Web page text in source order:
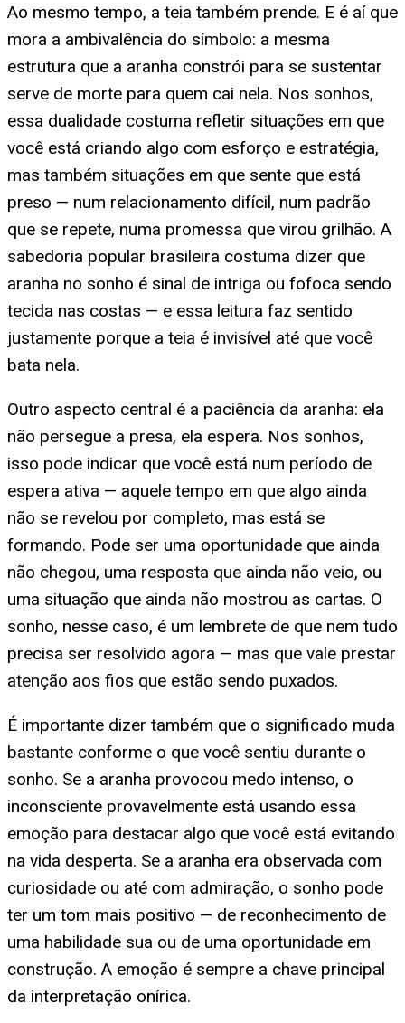
Ao mesmo tempo, a teia também prende. E é aí que
mora a ambivalência do símbolo: a mesma
estrutura que a aranha constrói para se sustentar
serve de morte para quem cai nela. Nos sonhos,
essa dualidade costuma refletir situações em que
você está criando algo com esforço e estratégia,
mas também situações em que sente que está
preso — num relacionamento difícil, num padrão
que se repete, numa promessa que virou grilhão. A
sabedoria popular brasileira costuma dizer que
aranha no sonho é sinal de intriga ou fofoca sendo
tecida nas costas — e essa leitura faz sentido
justamente porque a teia é invisível até que você
bata nela.
Outro aspecto central é a paciência da aranha: ela
não persegue a presa, ela espera. Nos sonhos,
isso pode indicar que você está num período de
espera ativa — aquele tempo em que algo ainda
não se revelou por completo, mas está se
formando. Pode ser uma oportunidade que ainda
não chegou, uma resposta que ainda não veio, ou
uma situação que ainda não mostrou as cartas. O
sonho, nesse caso, é um lembrete de que nem tudo
precisa ser resolvido agora — mas que vale prestar
atenção aos fios que estão sendo puxados.
É importante dizer também que o significado muda
bastante conforme o que você sentiu durante o
sonho. Se a aranha provocou medo intenso, o
inconsciente provavelmente está usando essa
emoção para destacar algo que você está evitando
na vida desperta. Se a aranha era observada com
curiosidade ou até com admiração, o sonho pode
ter um tom mais positivo — de reconhecimento de
uma habilidade sua ou de uma oportunidade em
construção. A emoção é sempre a chave principal
da interpretação onírica.